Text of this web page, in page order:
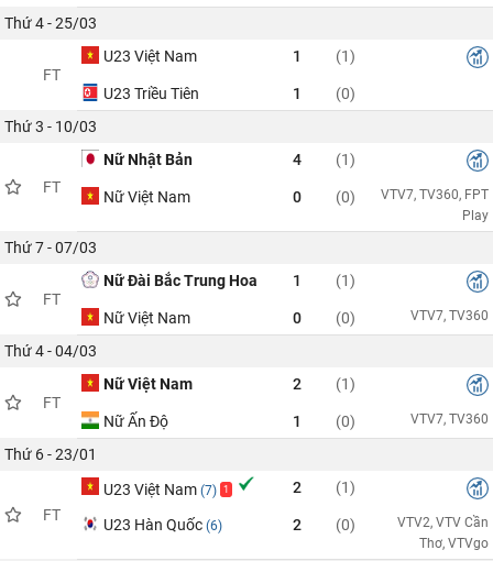
Thứ 4 - 25/03
FT
U23 Việt Nam 1 (1)
U23 Triều Tiên 1
(0)
Thứ 3 - 10/03
FT
Nữ Nhật Bản 4 (1)
Nữ Việt Nam 0 (0)
VTV7, TV360, FPT
Play
Thứ 7 - 07/03
FT
Nữ Đài Bắc Trung Hoa 1 (1)
Nữ Việt Nam 0 (0) VTV7, TV360
Thứ 4 - 04/03
FT
Nữ Việt Nam 2 (1)
Nữ Ấn Độ 1 (0) VTV7, TV360
Thứ 6 - 23/01
FT
U23 Việt Nam (7) 1 2 (1)
U23 Hàn Quốc (6) 2 (0)
VTV2, VTV Cần
Thơ, VTVgo